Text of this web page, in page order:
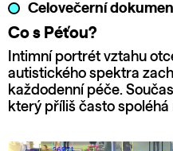
Celovečerní
Co s Péťou?
Intimní portrét vztahu
autistického spektra
každodenní péče.
který příliš často